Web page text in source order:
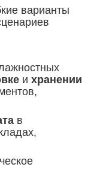
варианты
и хранении
в